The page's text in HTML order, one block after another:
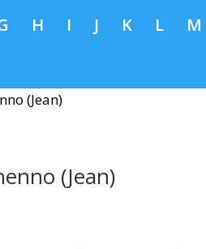
H I J K L M
(Jean)
(Jean)